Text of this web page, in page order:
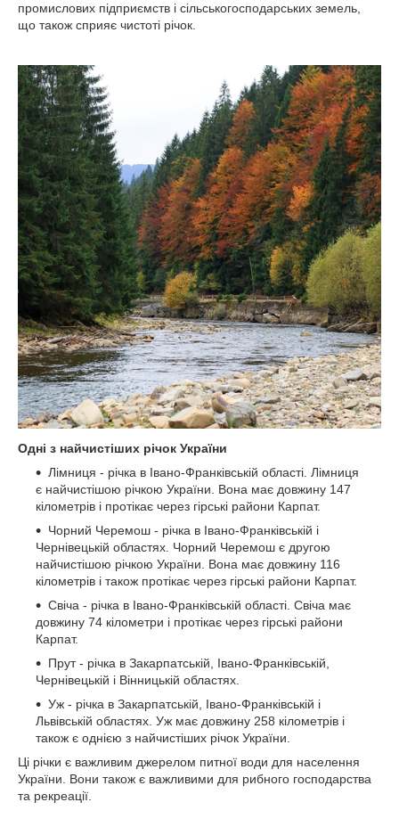
промислових підприємств і сільськогосподарських земель,
що також сприяє чистоті річок.
Одні з найчистіших річок України
Лімниця - річка в Івано-Франківській області. Лімниця
є найчистішою річкою України. Вона має довжину 147
кілометрів і протікає через гірські райони Карпат.
Чорний Черемош - річка в Івано-Франківській і
Чернівецькій областях. Чорний Черемош є другою
найчистішою річкою України. Вона має довжину 116
кілометрів і також протікає через гірські райони Карпат.
Свіча - річка в Івано-Франківській області. Свіча має
довжину 74 кілометри і протікає через гірські райони
Карпат.
Прут - річка в Закарпатській, Івано-Франківській,
Чернівецькій і Вінницькій областях.
Уж - річка в Закарпатській, Івано-Франківській і
Львівській областях. Уж має довжину 258 кілометрів і
також є однією з найчистіших річок України.
Ці річки є важливим джерелом питної води для населення
України. Вони також є важливими для рибного господарства
та рекреації.